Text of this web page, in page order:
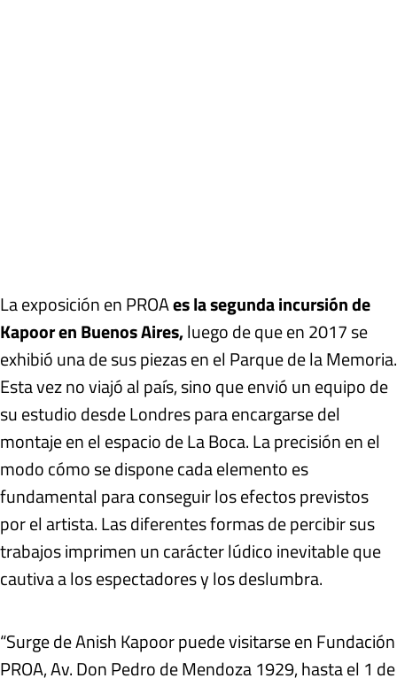
La exposición en PROAes la segunda incursión de
Kapoor en Buenos Aires,luego de que en 2017 se
exhibió una de sus piezas en el Parque de la Memoria.
Esta vez no viajó al país, sino que envió un equipo de
su estudio desde Londres para encargarse del
montaje en el espacio de La Boca. La precisión en el
modo cómo se dispone cada elemento es
fundamental para conseguir los efectos previstos
por el artista. Las diferentes formas de percibir sus
trabajos imprimen un carácter lúdico inevitable que
cautiva a los espectadores y los deslumbra.
“Surge de Anish Kapoor puede visitarse en Fundación
PROA, Av. Don Pedro de Mendoza 1929, hasta el 1 de